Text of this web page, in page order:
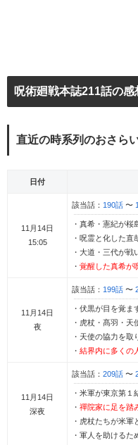
呪術廻戦本誌211話の
直近の時系列のおさら
日付
11月14日
15:05
該当話： 190話 〜
・真希・憲紀が桜
・呪霊と化した直
・大道・三代が戦
・ 覚醒した真希が
11月14日
夜
該当話： 199話 〜
・伏黒が目を覚ま
・虎杖・髙羽・天
・天使の協力を取
・ 結界内に多くの
11月14日
深夜
該当話： 209話 〜
・米軍が東京第１
・ 禪院家に足を踏
・虎杖たちが米軍
・軍人を助けるた